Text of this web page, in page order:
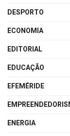
DESPORTO
ECONOMIA
EDITORIAL
EDUCAÇÃO
EFEMÉRIDE
ENERGIA